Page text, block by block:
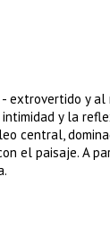
extrovertido y
y la
central,
el paisaje. A